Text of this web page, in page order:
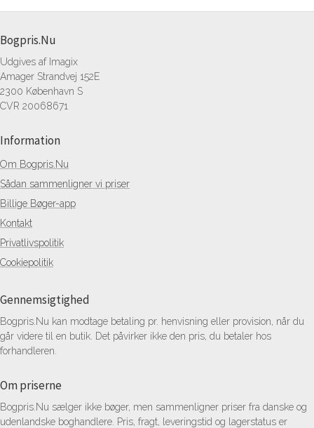
Bogpris.Nu
Udgives af Imagix
Amager Strandvej 152E
2300 København S
CVR 20068671
Information
Om Bogpris.Nu
Sådan sammenligner vi priser
Billige Bøger-app
Kontakt
Privatlivspolitik
Cookiepolitik
Gennemsigtighed
Bogpris.Nu kan modtage betaling pr. henvisning eller provision, når du
går videre til en butik. Det påvirker ikke den pris, du betaler hos
forhandleren.
Om priserne
Bogpris.Nu sælger ikke bøger, men sammenligner priser fra danske og
udenlandske boghandlere. Pris, fragt, leveringstid og lagerstatus er